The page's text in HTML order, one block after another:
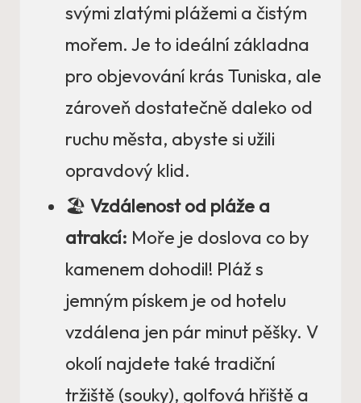
svými zlatými plážemi a čistým
mořem. Je to ideální základna
pro objevování krás Tuniska, ale
zároveň dostatečně daleko od
ruchu města, abyste si užili
opravdový klid.
🏖️ Vzdálenost od pláže a
atrakcí: Moře je doslova co by
kamenem dohodil! Pláž s
jemným pískem je od hotelu
vzdálena jen pár minut pěšky. V
okolí najdete také tradiční
tržiště (souky), golfová hřiště a